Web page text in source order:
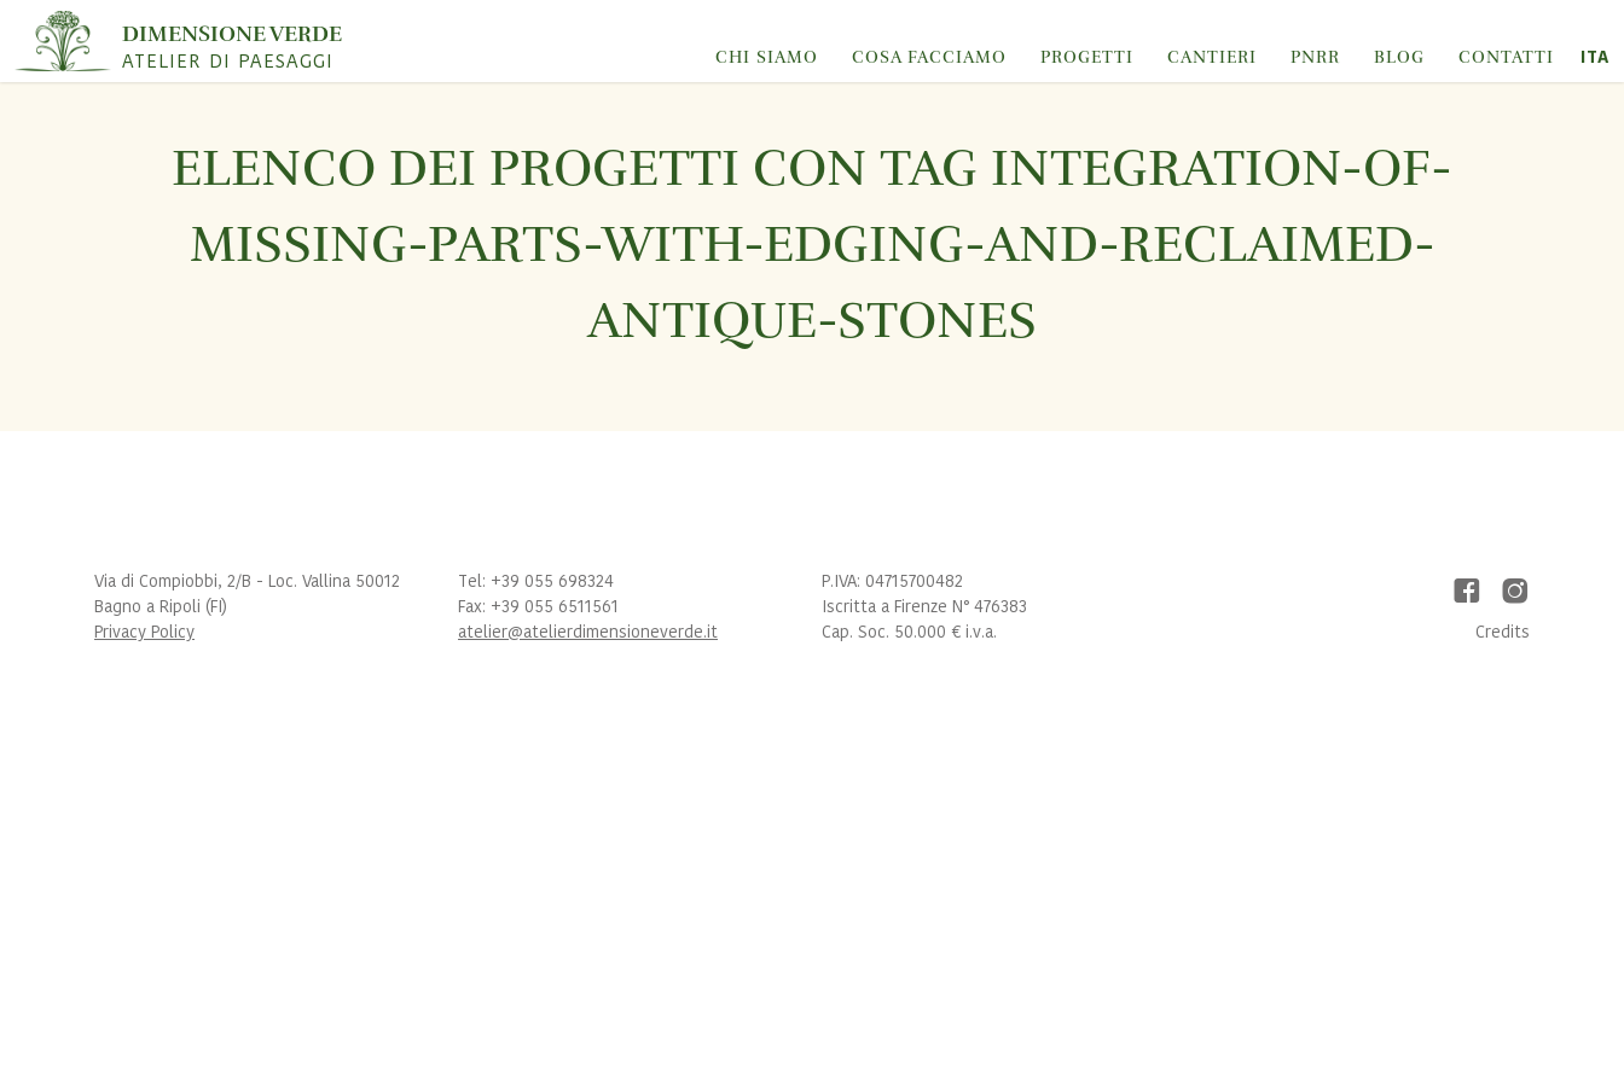
DIMENSIONE VERDE
ATELIER DI PAESAGGI CHI SIAMO COSA FACCIAMO PROGETTI CANTIERI PNRR BLOG CONTATTI ITA
ELENCO DEI PROGETTI CON TAG INTEGRATION-OF-
MISSING-PARTS-WITH-EDGING-AND-RECLAIMED-
ANTIQUE-STONES
Via di Compiobbi, 2/B - Loc. Vallina 50012
Bagno a Ripoli (FI)
Privacy Policy
Tel: +39 055 698324
Fax: +39 055 6511561
atelier@atelierdimensioneverde.it
P.IVA: 04715700482
Iscritta a Firenze N° 476383
Cap. Soc. 50.000 € i.v.a.
Credits